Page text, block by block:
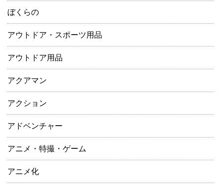
ぼくらの
アウトドア・スポーツ用品
アウトドア用品
アクアマン
アクション
アドベンチャー
アニメ・特撮・ゲーム
アニメ化